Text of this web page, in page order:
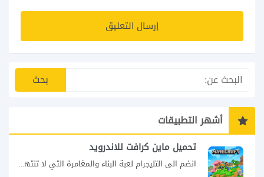
أشهر التطبيقات
تحميل ماين كرافت للاندرويد
انضم الى التليجرام لعبة البناء والمغامرة التي لا تنتهي Minecraft إذا كنت تبحث عن...